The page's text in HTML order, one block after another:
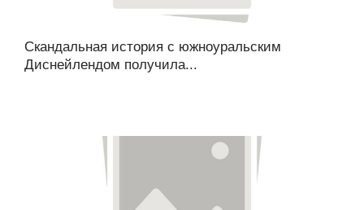
Скандальная история с южноуральским
Диснейлендом получила...